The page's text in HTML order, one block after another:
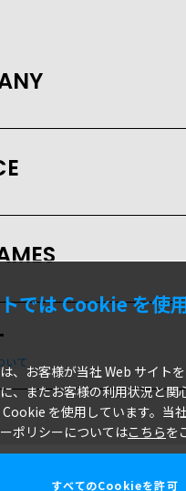
いて
では Cookie を使
、お客様が当社 Web サイト
、またお客様の利用状況と関
を使用しています。当
ポリシーについてはこちらを
すべてのCookieを許可